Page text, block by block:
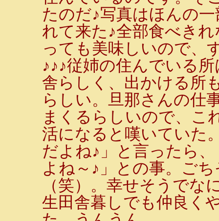
たのだ♪写真はほんの
れて来た♪全部食べき
っても美味しいので、
♪♪♪従姉の住んでいる
舎らしく、出かける所
らしい。旦那さんの仕
まくるらしいので、こ
活になると嘆いていた
だよね♪」と言ったら
よね～♪」との事。ご
（笑）。幸せそうでな
生田舎暮しでも仲良く